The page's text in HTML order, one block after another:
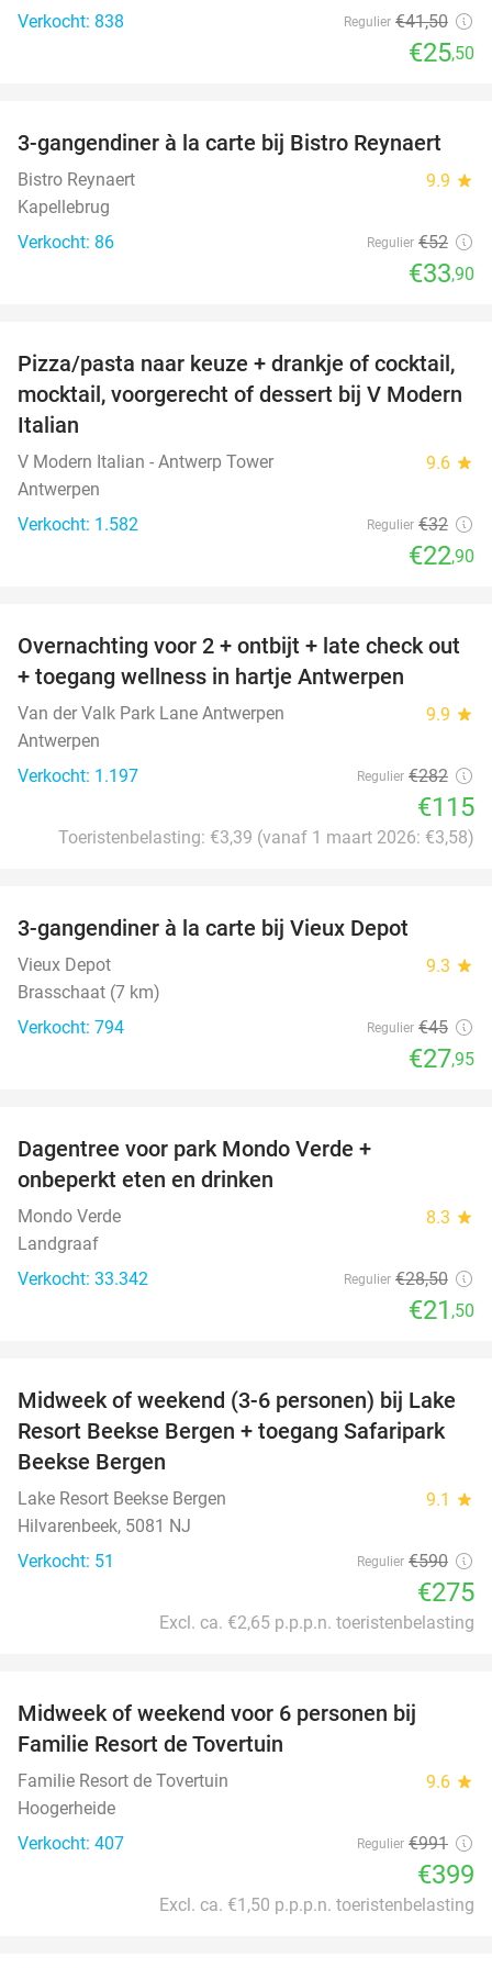
Verkocht: 838 Regulier €41,50
€25,50
35%
3-gangendiner à la carte bij Bistro Reynaert
Bistro Reynaert 9.9 star
Kapellebrug
Verkocht: 86
Regulier €52
€33,90
28%
Pizza/pasta naar keuze + drankje of cocktail,
mocktail, voorgerecht of dessert bij V Modern
Italian
V Modern Italian - Antwerp Tower 9.6 star
Antwerpen
Verkocht: 1.582
Regulier €32
€22,90
59%
Overnachting voor 2 + ontbijt + late check out
+ toegang wellness in hartje Antwerpen
Van der Valk Park Lane Antwerpen 9.9 star
Antwerpen
Verkocht: 1.197
Regulier €282
€115
Toeristenbelasting: €3,39 (vanaf 1 maart 2026: €3,58)
3-gangendiner à la carte bij Vieux Depot
Vieux Depot 9.3 star
Brasschaat (7 km)
Verkocht: 794
Regulier €45
€27,95
Dagentree voor park Mondo Verde +
onbeperkt eten en drinken
Mondo Verde 8.3 star
Landgraaf
Verkocht: 33.342
Regulier €28,50
€21 ,50
53%
Midweek of weekend (3-6 personen) bij Lake
Resort Beekse Bergen + toegang Safaripark
Beekse Bergen
Lake Resort Beekse Bergen 9.1 star
Hilvarenbeek, 5081 NJ
Verkocht: 51
Regulier €590
€275
Excl. ca. €2,65 p.p.p.n. toeristenbelasting
Midweek of weekend voor 6 personen bij
Familie Resort de Tovertuin
Familie Resort de Tovertuin 9.6 star
Hoogerheide
Verkocht: 407
Regulier €991
€399
Excl. ca. €1,50 p.p.p.n. toeristenbelasting